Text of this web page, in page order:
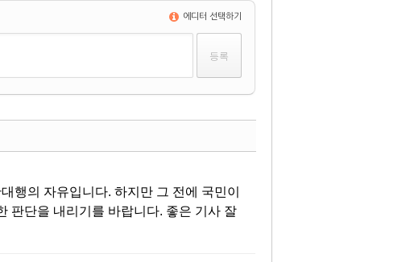
에디터 선택하기
행의 자유입니다. 하지만 그 전에 국민이
판단을 내리기를 바랍니다. 좋은 기사 잘